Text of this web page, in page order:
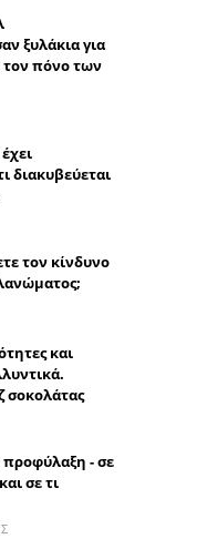
ξυλάκια για
πόνο των
διακυβεύεται
τον κίνδυνο
και
σοκολάτας
- σε
σε τι